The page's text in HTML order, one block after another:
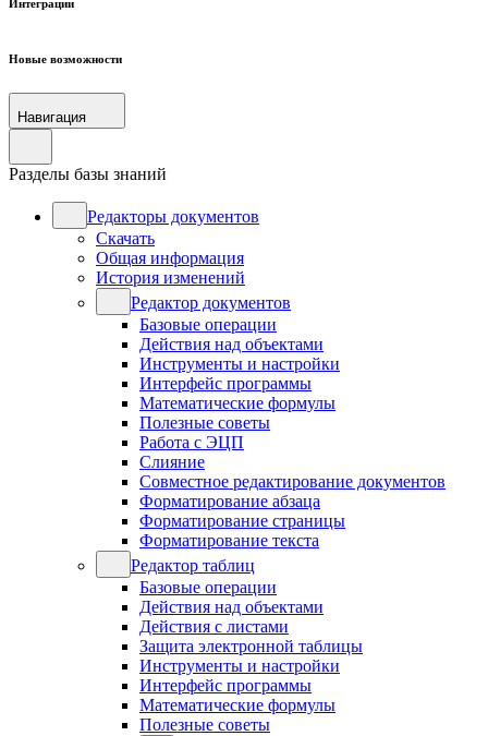
Интеграции
Новые возможности
Навигация
Разделы базы знаний
Редакторы документов
Скачать
Общая информация
История изменений
Редактор документов
Базовые операции
Действия над объектами
Инструменты и настройки
Интерфейс программы
Математические формулы
Полезные советы
Работа с ЭЦП
Слияние
Совместное редактирование документов
Форматирование абзаца
Форматирование страницы
Форматирование текста
Редактор таблиц
Базовые операции
Действия над объектами
Действия с листами
Защита электронной таблицы
Инструменты и настройки
Интерфейс программы
Математические формулы
Полезные советы